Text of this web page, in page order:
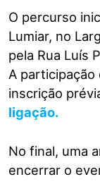
O percurso
Lumiar, no
pela Rua Luís
A
inscrição
ligação.
No final, uma
encerrar o